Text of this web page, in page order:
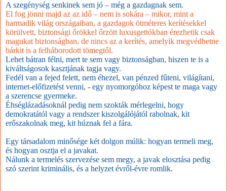
A szegénység senkinek sem jó – még a gazdagnak sem.
El fog jönni majd az az idő – nem is sokára – mikor, mint a
harmadik világ országaiban, a gazdagok ötméteres kerítésekkel
körülvett, biztonsági őrökkel őrzött luxusgettókban érezhetik csak
magukat biztonságban, de nincs az a kerítés, amelyik megvédhetne
bárkit is a felháborodott tömegtől.
Lehet bátran félni, mert te sem vagy biztonságban, hiszen te is a
kiváltságosok kasztjának tagja vagy.
Fedél van a fejed felett, nem éhezel, van pénzed fűteni, világítani,
internet-előfizetést venni, - egy nyomorgóhoz képest te maga vagy
a szerencse gyermeke.
Éhséglázadásoknál pedig nem szokták mérlegelni, hogy
demokratától vagy a rendszer kiszolgálójától rabolnak, kit
erőszakolnak meg, kit húznak fel a fára.
Egy társadalom minősége két dolgon múlik: hogyan termeli meg,
és hogyan osztja el a javakat.
Nálunk a termelés szervezése sem megy, a javak elosztása pedig
szó szerint kriminális, és a helyzet évről-évre romlik.